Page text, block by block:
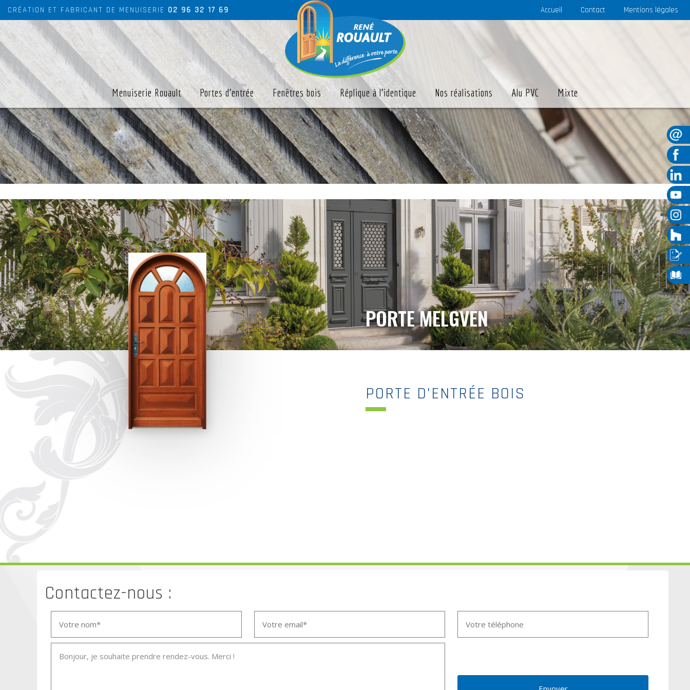
CRÉATION ET FABRICANT DE MENUISERIE 02 96 32 17 69
Menuiserie Rouault Portes d'entrée Fenêtres bois Réplique à l'identique Nos réalisations Alu PVC Mixte
Accueil Contact Mentions légales
PORTE MELGVEN
PORTE D'ENTRÉE BOIS
Contactez-nous :